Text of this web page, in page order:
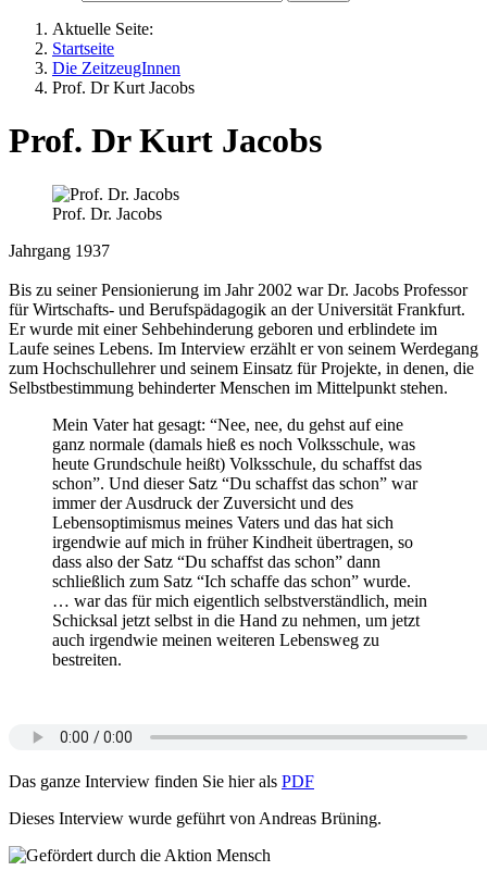
Aktuelle Seite:
Startseite
Die ZeitzeugInnen
Prof. Dr Kurt Jacobs
Prof. Dr Kurt Jacobs
Prof. Dr. Jacobs
Jahrgang 1937
Bis zu seiner Pensionierung im Jahr 2002 war Dr. Jacobs Professor
für Wirtschafts- und Berufspädagogik an der Universität Frankfurt.
Er wurde mit einer Sehbehinderung geboren und erblindete im
Laufe seines Lebens. Im Interview erzählt er von seinem Werdegang
zum Hochschullehrer und seinem Einsatz für Projekte, in denen, die
Selbstbestimmung behinderter Menschen im Mittelpunkt stehen.
Mein Vater hat gesagt: “Nee, nee, du gehst auf eine
ganz normale (damals hieß es noch Volksschule, was
heute Grundschule heißt) Volksschule, du schaffst das
schon”. Und dieser Satz “Du schaffst das schon” war
immer der Ausdruck der Zuversicht und des
Lebensoptimismus meines Vaters und das hat sich
irgendwie auf mich in früher Kindheit übertragen, so
dass also der Satz “Du schaffst das schon” dann
schließlich zum Satz “Ich schaffe das schon” wurde.
… war das für mich eigentlich selbstverständlich, mein
Schicksal jetzt selbst in die Hand zu nehmen, um jetzt
auch irgendwie meinen weiteren Lebensweg zu
bestreiten.
Das ganze Interview finden Sie hier als PDF
Dieses Interview wurde geführt von Andreas Brüning.